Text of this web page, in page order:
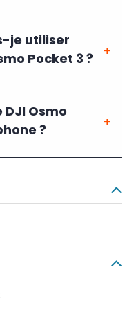
je utiliser
Pocket 3 ?
Osmo
?